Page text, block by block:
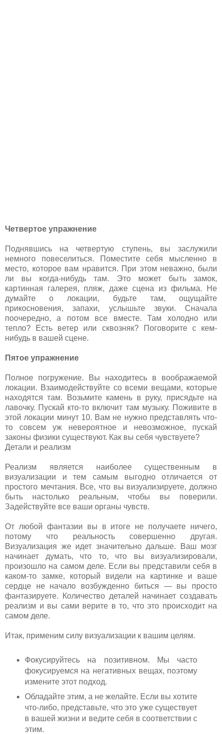
Четвертое упражнение
Поднявшись на четвертую ступень, вы заслужили
немного повеселиться. Поместите себя мысленно в
место, которое вам нравится. При этом неважно, были
ли вы когда-нибудь там. Это может быть замок,
картинная галерея, пляж, даже сцена из фильма. Не
думайте о локации, будьте там, ощущайте
прикосновения, запахи, услышьте звуки. Сначала
поочередно, а потом все вместе. Там холодно или
тепло? Есть ветер или сквозняк? Поговорите с кем-
нибудь в вашей сцене.
Пятое упражнение
Полное погружение. Вы находитесь в воображаемой
локации. Взаимодействуйте со всеми вещами, которые
находятся там. Возьмите камень в руку, присядьте на
лавочку. Пускай кто-то включит там музыку. Поживите в
этой локации минут 10. Вам не нужно представлять что-
то совсем уж невероятное и невозможное, пускай
законы физики существуют. Как вы себя чувствуете?
Детали и реализм
Реализм является наиболее существенным в
визуализации и тем самым выгодно отличается от
простого мечтания. Все, что вы визуализируете, должно
быть настолько реальным, чтобы вы поверили.
Задействуйте все ваши органы чувств.
От любой фантазии вы в итоге не получаете ничего,
потому что реальность совершенно другая.
Визуализация же идет значительно дальше. Ваш мозг
начинает думать, что то, что вы визуализировали,
произошло на самом деле. Если вы представили себя в
каком-то замке, который видели на картинке и ваше
сердце не начало возбужденно биться — вы просто
фантазируете. Количество деталей начинает создавать
реализм и вы сами верите в то, что это происходит на
самом деле.
Итак, применим силу визуализации к вашим целям.
Фокусируйтесь на позитивном. Мы часто
фокусируемся на негативных вещах, поэтому
измените этот подход.
Обладайте этим, а не желайте. Если вы хотите
что-либо, представьте, что это уже существует
в вашей жизни и ведите себя в соответствии с
этим.